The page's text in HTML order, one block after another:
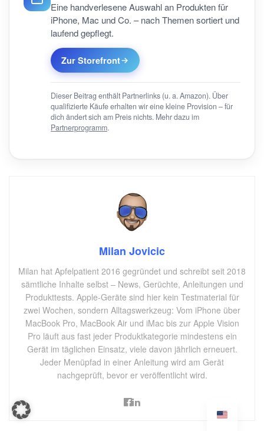
Eine handverlesene Auswahl an Produkten für
iPhone, Mac und Co. – nach Themen sortiert und
laufend gepflegt.
Zur Storefront
Dieser Beitrag enthält Partnerlinks (u. a. Amazon). Über
qualifizierte Käufe erhalten wir eine kleine Provision – für
dich ändert sich am Preis nichts. Mehr dazu im
Partnerprogramm.
Milan Jovicic
Milan hat Apfelpatient 2016 gegründet und schreibt seit 2018
sämtliche Inhalte selbst – News, Gerüchte, Anleitungen und
Produkttests. Apple-Geräte sind hier kein Testmaterial für
zwei Wochen, sondern Alltagswerkzeug: Vom iPhone über
MacBook Pro, MacBook Air und iMac bis zur Apple Vision
Pro läuft aus fast jeder Produktkategorie mindestens ein
Gerät im täglichen Einsatz, viele davon jährlich erneuert.
Jeder Menüpfad in einer Anleitung wird am Gerät
nachgeprüft, bevor er veröffentlicht wird.